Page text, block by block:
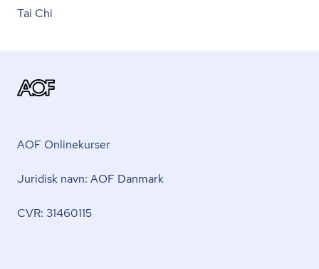
Tai Chi
AOF Onlinekurser
Juridisk navn: AOF Danmark
CVR: 31460115